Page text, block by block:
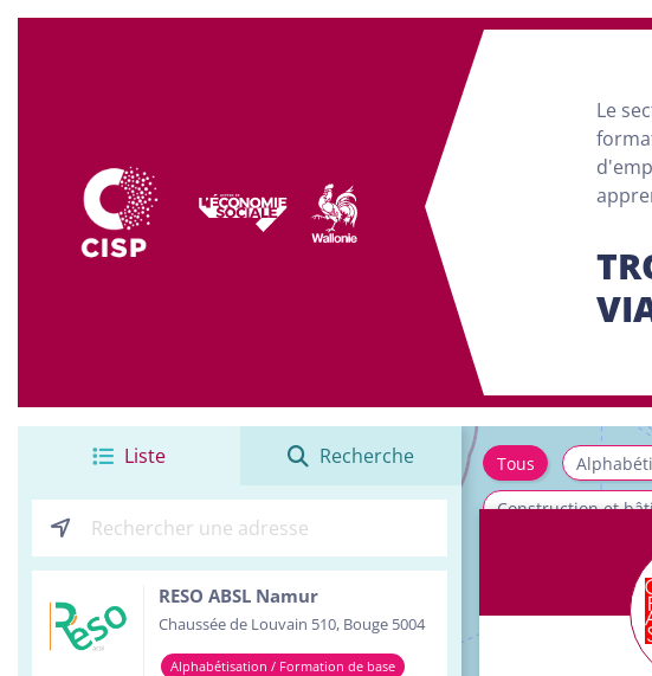
Le
Liste Recherche
RESO ABSL Namur
Chaussée de Louvain 510, Bouge 5004
Alphabétisation / Formation de base
Tous
Construction et
Installation et
Services aux
Tourisme, loisirs
−